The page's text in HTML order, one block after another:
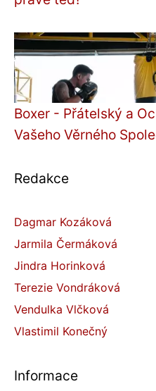
Boxer - Přátelský a
Vašeho Věrného
Redakce
Dagmar Kozáková
Jarmila Čermáková
Jindra Horinková
Terezie Vondráková
Vendulka Vlčková
Vlastimil Konečný
Informace